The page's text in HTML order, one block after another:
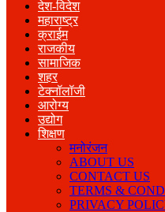
देश-विदेश
महाराष्ट्र
क्राईम
राजकीय
सामाजिक
शहर
टेक्नॉलॉजी
आरोग्य
उद्योग
शिक्षण
मनोरंजन
ABOUT US
CONTACT US
TERMS &
PRIVACY